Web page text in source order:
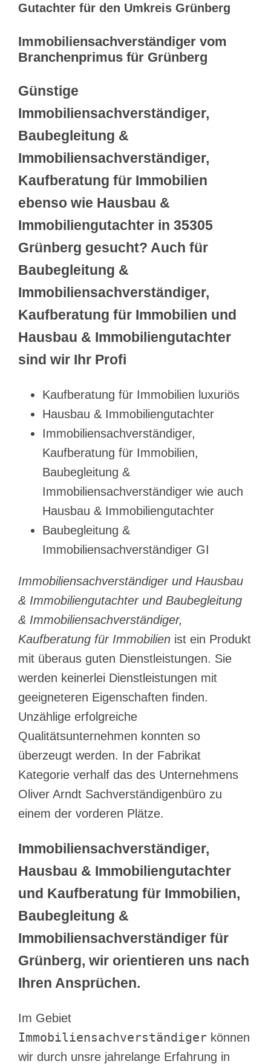
Gutachter für den Umkreis Grünberg
Immobiliensachverständiger vom
Branchenprimus für Grünberg
Günstige
Immobiliensachverständiger,
Baubegleitung &
Immobiliensachverständiger,
Kaufberatung für Immobilien
ebenso wie Hausbau &
Immobiliengutachter in 35305
Grünberg gesucht? Auch für
Baubegleitung &
Immobiliensachverständiger,
Kaufberatung für Immobilien und
Hausbau & Immobiliengutachter
sind wir Ihr Profi
Kaufberatung für Immobilien luxuriös
Hausbau & Immobiliengutachter
Immobiliensachverständiger,
Kaufberatung für Immobilien,
Baubegleitung &
Immobiliensachverständiger wie auch
Hausbau & Immobiliengutachter
Baubegleitung &
Immobiliensachverständiger GI
Immobiliensachverständiger und Hausbau
& Immobiliengutachter und Baubegleitung
& Immobiliensachverständiger,
Kaufberatung für Immobilien ist ein Produkt
mit überaus guten Dienstleistungen. Sie
werden keinerlei Dienstleistungen mit
geeigneteren Eigenschaften finden.
Unzählige erfolgreiche
Qualitätsunternehmen konnten so
überzeugt werden. In der Fabrikat
Kategorie verhalf das des Unternehmens
Oliver Arndt Sachverständigenbüro zu
einem der vorderen Plätze.
Immobiliensachverständiger,
Hausbau & Immobiliengutachter
und Kaufberatung für Immobilien,
Baubegleitung &
Immobiliensachverständiger für
Grünberg, wir orientieren uns nach
Ihren Ansprüchen.
Im Gebiet
Immobiliensachverständiger können
wir durch unsre jahrelange Erfahrung in